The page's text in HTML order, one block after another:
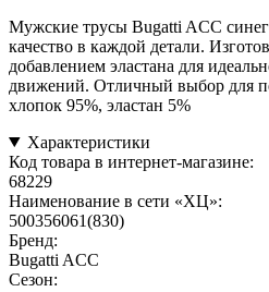
Мужские трусы Bugatti ACC
качество в каждой детали.
добавлением эластана для
движений. Отличный выбор для
хлопок 95%, эластан 5%
Характеристики
Код товара в интернет-магазине:
68229
Наименование в сети «ХЦ»:
500356061(830)
Бренд:
Bugatti ACC
Сезон: